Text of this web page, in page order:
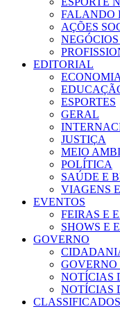
FALANDO
AÇÕES
EDITORIAL
ECONOMIA
ESPORTES
GERAL
JUSTIÇA
MEIO
POLÍTICA
SAÚDE E
VIAGENS
EVENTOS
FEIRAS E
SHOWS E
GOVERNO
NOTÍCIAS
NOTÍCIAS
CLASSIFICADOS